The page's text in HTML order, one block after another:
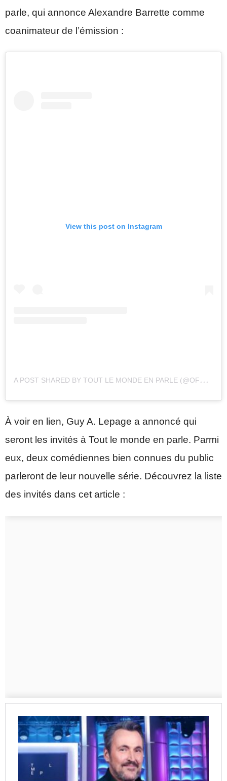
parle, qui annonce Alexandre Barrette comme
coanimateur de l’émission :
View this post on Instagram
A
POST SHARED BY TOUT LE MONDE EN PARLE (@OFF_TLMEP)
À voir en lien, Guy A. Lepage a annoncé qui
seront les invités à Tout le monde en parle. Parmi
eux, deux comédiennes bien connues du public
parleront de leur nouvelle série. Découvrez la liste
des invités dans cet article :